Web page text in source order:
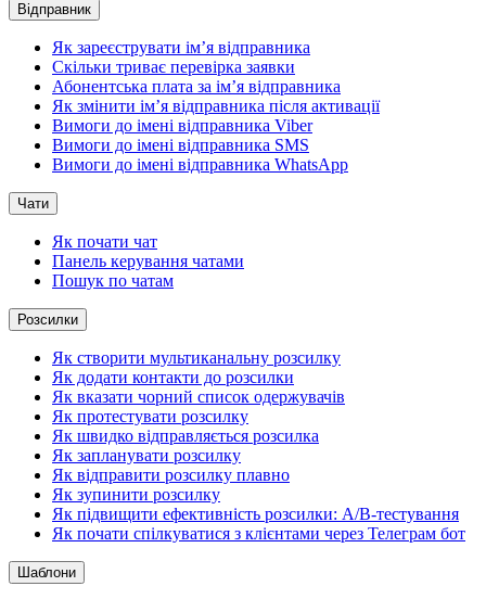
Відправник
Як зареєструвати ім’я відправника
Скільки триває перевірка заявки
Абонентська плата за ім’я відправника
Як змінити ім’я відправника після активації
Вимоги до імені відправника Viber
Вимоги до імені відправника SMS
Вимоги до імені відправника WhatsApp
Чати
Як почати чат
Панель керування чатами
Пошук по чатам
Розсилки
Як створити мультиканальну розсилку
Як додати контакти до розсилки
Як вказати чорний список одержувачів
Як протестувати розсилку
Як швидко відправляється розсилка
Як запланувати розсилку
Як відправити розсилку плавно
Як зупинити розсилку
Як підвищити ефективність розсилки: A/B-тестування
Як почати спілкуватися з клієнтами через Телеграм бот
Шаблони